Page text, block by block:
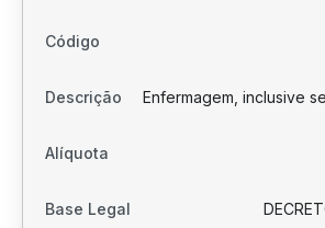
Enfermagem, inclusive